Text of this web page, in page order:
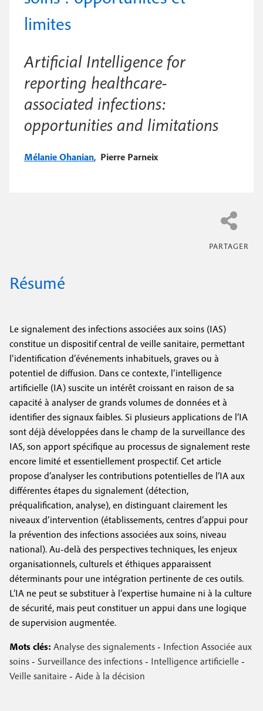
i
c
i
p
a
e
n
d
a
i
r
limites
Artificial Intelligence for
reporting healthcare-
associated infections:
opportunities and limitations
Mélanie Ohanian, Pierre Parneix
Résumé
Le signalement des infections associées aux soins (IAS)
constitue un dispositif central de veille sanitaire, permettant
l’identification d’événements inhabituels, graves ou à
potentiel de diffusion. Dans ce contexte, l’intelligence
artificielle (IA) suscite un intérêt croissant en raison de sa
capacité à analyser de grands volumes de données et à
identifier des signaux faibles. Si plusieurs applications de l’IA
sont déjà développées dans le champ de la surveillance des
IAS, son apport spécifique au processus de signalement reste
encore limité et essentiellement prospectif. Cet article
propose d’analyser les contributions potentielles de l’IA aux
différentes étapes du signalement (détection,
préqualification, analyse), en distinguant clairement les
niveaux d’intervention (établissements, centres d’appui pour
la prévention des infections associées aux soins, niveau
national). Au-delà des perspectives techniques, les enjeux
organisationnels, culturels et éthiques apparaissent
déterminants pour une intégration pertinente de ces outils.
L’IA ne peut se substituer à l’expertise humaine ni à la culture
de sécurité, mais peut constituer un appui dans une logique
de supervision augmentée.
Mots clés: Analyse des signalements - Infection Associée aux
soins - Surveillance des infections - Intelligence artificielle -
Veille sanitaire - Aide à la décision